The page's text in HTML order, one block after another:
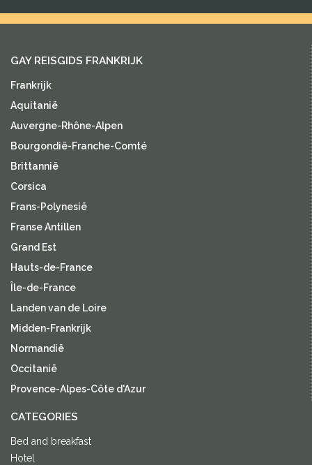
GAY REISGIDS FRANKRIJK
Frankrijk
Aquitanië
Auvergne-Rhône-Alpen
Bourgondië-Franche-Comté
Brittannië
Corsica
Frans-Polynesië
Franse Antillen
Grand Est
Hauts-de-France
Île-de-France
Landen van de Loire
Midden-Frankrijk
Normandië
Occitanië
Provence-Alpes-Côte d'Azur
CATEGORIES
Bed and breakfast
Hotel